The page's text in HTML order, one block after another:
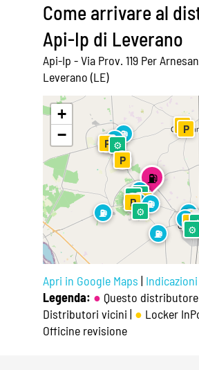
Come arrivare al
Api-Ip di Leverano
Api-Ip - Via Prov. 119 Per
Leverano (LE)
⛽
⛽
⛽
⛽
⛽
⛽
⛽
⛽
⛽⛽
⛽
⛽
⛽
⛽
P
P
P
P
P
P
P
P
⚙
⚙
⚙
⚙
⚙
⚙
+
−
Apri in Google Maps |
Legenda: ● Questo
Distributori vicini | ● Locker
Officine revisione